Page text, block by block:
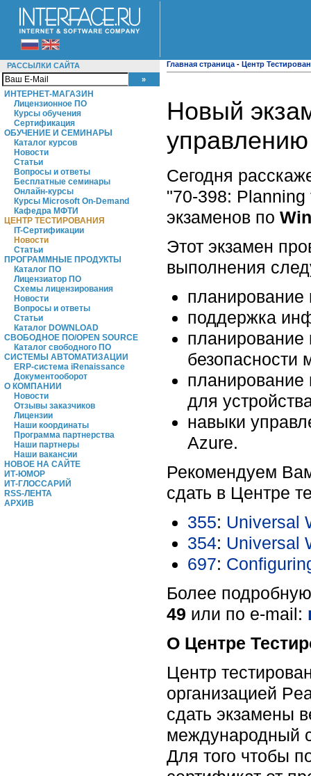
РАССЫЛКИ САЙТА
ИНТЕРНЕТ-МАГАЗИН
Лицензионное ПО
Курсы обучения
Сертификация
ОБУЧЕНИЕ И СЕМИНАРЫ
Каталог курсов
Новости
Статьи
Вопросы и ответы
Бесплатные семинары
Онлайн-курсы
Курсы Microsoft On-Demand
Кафедра МФТИ
ЦЕНТР ТЕСТИРОВАНИЯ
IT-Сертификации
Новости
Статьи
ПРОГРАММНЫЕ ПРОДУКТЫ
Каталог ПО
Лицензиатор ПО
Схемы лицензирования
Новости
Вопросы и ответы
Статьи
Каталог DOWNLOAD
СВОБОДНОЕ ПО/OPEN SOURCE
Каталог свободного ПО
СИСТЕМЫ АВТОМАТИЗАЦИИ
ERP-система iRenaissance
Документооборот
О КОМПАНИИ
Новости
Отзывы заказчиков
Лицензии
Наши координаты
Программа партнерства
Наши партнеры
Наши вакансии
НОВОЕ НА САЙТЕ
ИТ-ЮМОР
ИТ-ГЛОССАРИЙ
RSS-ЛЕНТА
АРХИВ
Главная страница - Центр
Новый
Сегодня
"70-398:
экзаменов по
Этот экзамен
выполнения
планирование
поддержка
планирование
безопасности
планирование
для
навыки
Azure.
Рекомендуем
сдать в Центре
355: Universal
354: Universal
697:
Более
49 или по e-mail:
О Центре
Центр
организацией
сдать экзамены
международный
Для того чтобы